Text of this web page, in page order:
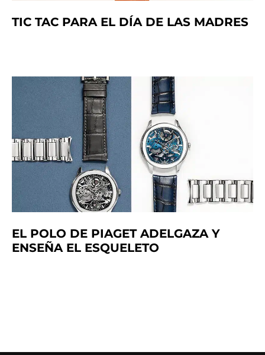
TIC TAC PARA EL DÍA DE LAS MADRES
EL POLO DE PIAGET ADELGAZA Y
ENSEÑA EL ESQUELETO